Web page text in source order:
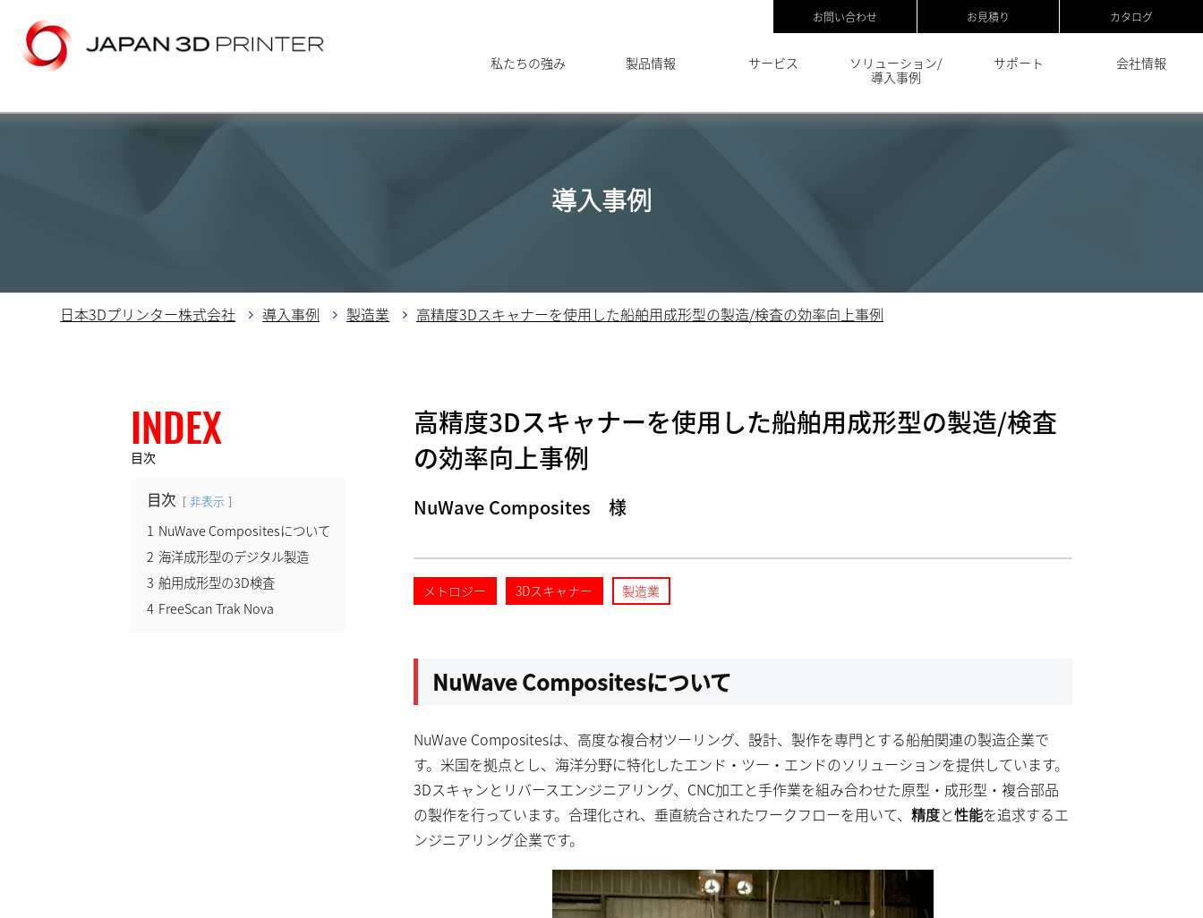
お問い合わせ お見積り カタログ
私たちの強み 製品情報 サービス
ソリューション/
導入事例
サポート 会社情報
導入事例
日本3Dプリンター株式会社 導入事例 製造業 高精度3Dスキャナーを使用した船舶用成形型の製造/検査の効率向上事例
INDEX
目次
目次 非表示
1 NuWave Compositesについて
2 海洋成形型のデジタル製造
3 舶用成形型の3D検査
4 FreeScan Trak Nova
高精度3Dスキャナーを使用した船舶用成形型の製造/検査
の効率向上事例
NuWave Composites 様
メトロジー 3Dスキャナー 製造業
NuWave Compositesについて
NuWave Compositesは、高度な複合材ツーリング、設計、製作を専門とする船舶関連の製造企業で
す。米国を拠点とし、海洋分野に特化したエンド・ツー・エンドのソリューションを提供しています。
3Dスキャンとリバースエンジニアリング、CNC加工と手作業を組み合わせた原型・成形型・複合部品
の製作を行っています。合理化され、垂直統合されたワークフローを用いて、 精度と性能を追求するエ
ンジニアリング企業です。